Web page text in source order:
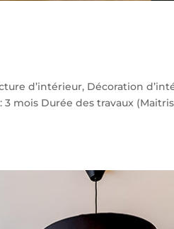
d’intérieur, Décoration
mois Durée des travaux